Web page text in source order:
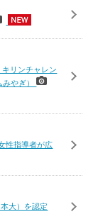
リンチャレン
みやぎ）
性指導者が広
大）を認定